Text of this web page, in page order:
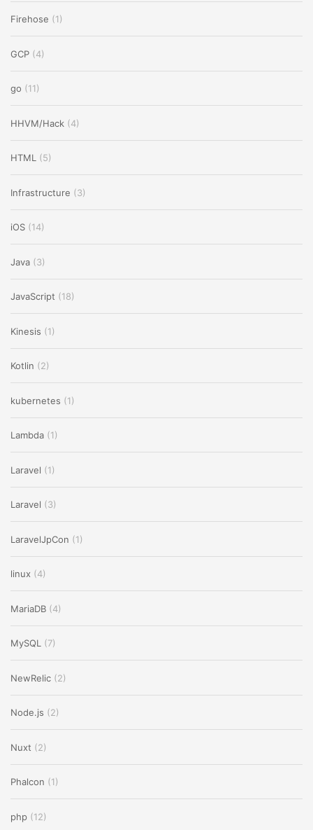
Firehose (1)
GCP (4)
go (11)
HHVM/Hack (4)
HTML (5)
Infrastructure (3)
iOS (14)
Java (3)
JavaScript (18)
Kinesis (1)
Kotlin (2)
kubernetes (1)
Lambda (1)
Laravel (1)
Laravel (3)
LaravelJpCon (1)
linux (4)
MariaDB (4)
MySQL (7)
NewRelic (2)
Node.js (2)
Nuxt (2)
Phalcon (1)
php (12)